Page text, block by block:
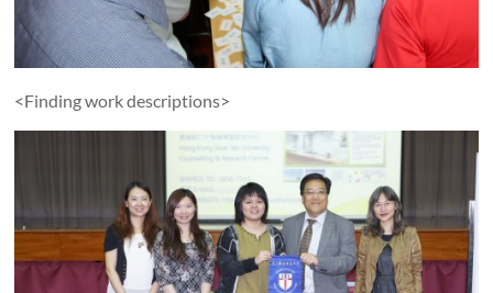
<Finding work descriptions>